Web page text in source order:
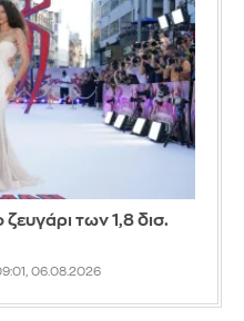
των 1,8 δισ.
06.08.2026